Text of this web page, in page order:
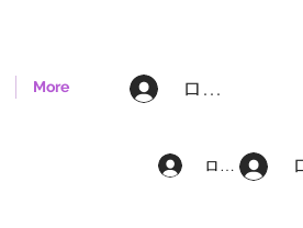
More ログイン
ログイン